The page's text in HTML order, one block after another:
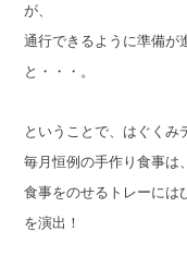
が、
通行できるように準備が
と・・・。
ということで、はぐくみ
毎月恒例の手作り食事は
食事をのせるトレーには
を演出！